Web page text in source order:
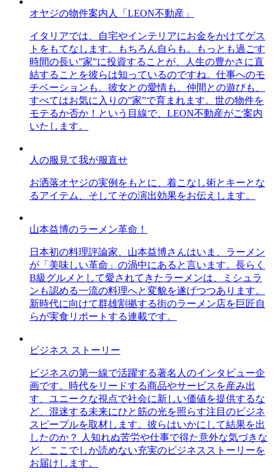
オヤジの物件案内人「LEON不動産」
イタリアでは、自宅やインテリアにお金をかけてゲス
トをもてなします。もちろん自らも。もっとも過ごす
時間の長い”家”に投資することが、人生の豊かさに直
結することを彼らは知っているのですね。仕事へのモ
チベーションも、彼女との愛情も、仲間との遊びも、
すべてはお気に入りの”家”で育まれます。世の物件を
モテるか否か！という目線で、LEON不動産がご案内
いたします。
人の服見て我が服直せ
お洒落オヤジの実例をもとに、着こなし術とキーとな
るアイテム、そしてその演出効果をお伝えします。
山本益博のラーメン革命！
日本初の料理評論家、山本益博さんはいま、ラーメン
が「美味しい革命」の渦中にあると言います。長らく
B級グルメとして愛されてきたラーメンは、ミシュラ
ンも認める一流の料理へと変貌を遂げつつあります。
新時代に向けて群雄割拠する街のラーメン店を巨匠自
らが実食リポートする連載です。
ビジネス ストーリー
ビジネスの第一線で活躍する著名人のインタビュー企
画です。時代をリードする商品やサービスを産み出
す、ユニークな視点で社会に新しい価値を提供するな
ど、混迷する未来にひと筋の光を照らす注目のビジネ
スピープルを取材します。彼らはいかにして結果を出
したのか？ 人知れぬ苦労や仕事で得た意外な気づきな
ど、ここでしか読めない充実のビジネスストーリーを
お届けします。